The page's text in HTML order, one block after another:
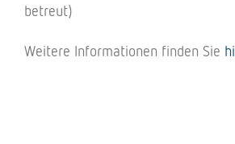
betreut)
Weitere Infor­ma­tio­nen finden Sie